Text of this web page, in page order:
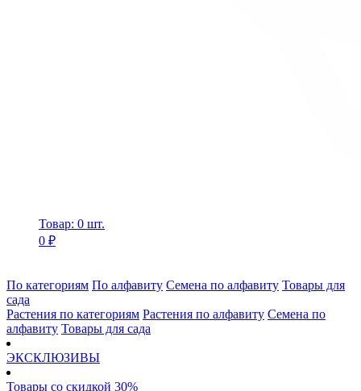
Товар: 0 шт.
0 ₽
По категориям По алфавиту Семена по алфавиту Товары для
сада
Растения по категориям Растения по алфавиту Семена по
алфавиту Товары для сада
ЭКСКЛЮЗИВЫ
Товары со скидкой 30%